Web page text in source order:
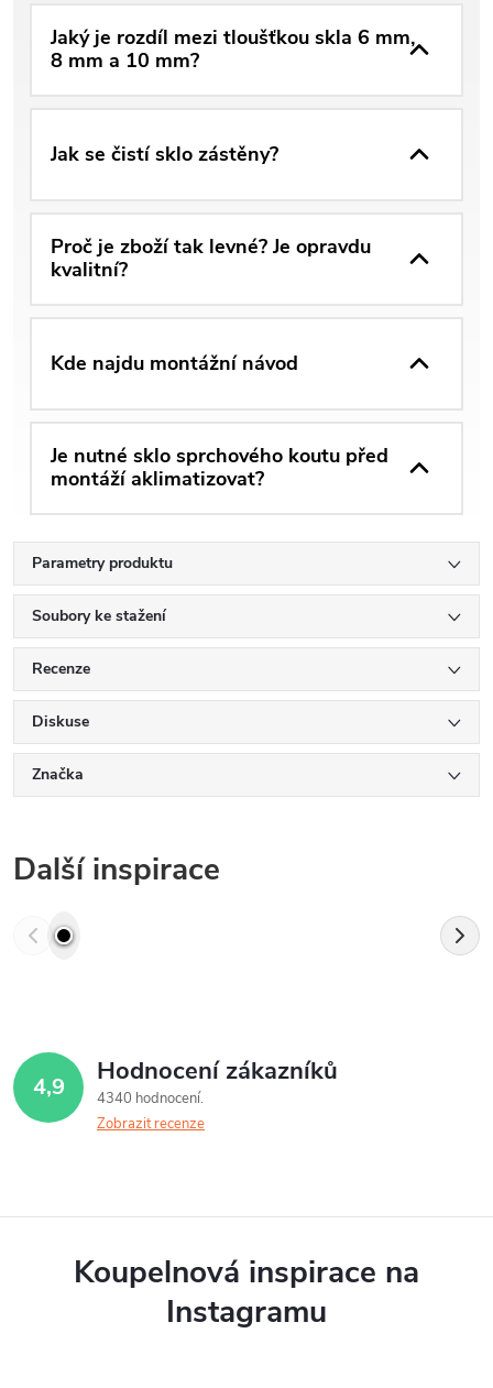
Jaký je rozdíl mezi tloušťkou skla 6 mm,
8 mm a 10 mm?
Jak se čistí sklo zástěny?
Proč je zboží tak levné? Je opravdu
kvalitní?
Kde najdu montážní návod
Je nutné sklo sprchového koutu před
montáží aklimatizovat?
Parametry produktu
Soubory ke stažení
Recenze
Diskuse
Značka
Další inspirace
4,9 Hodnocení zákazníků
4340 hodnocení
Zobrazit recenze
Koupelnová inspirace na
Instagramu